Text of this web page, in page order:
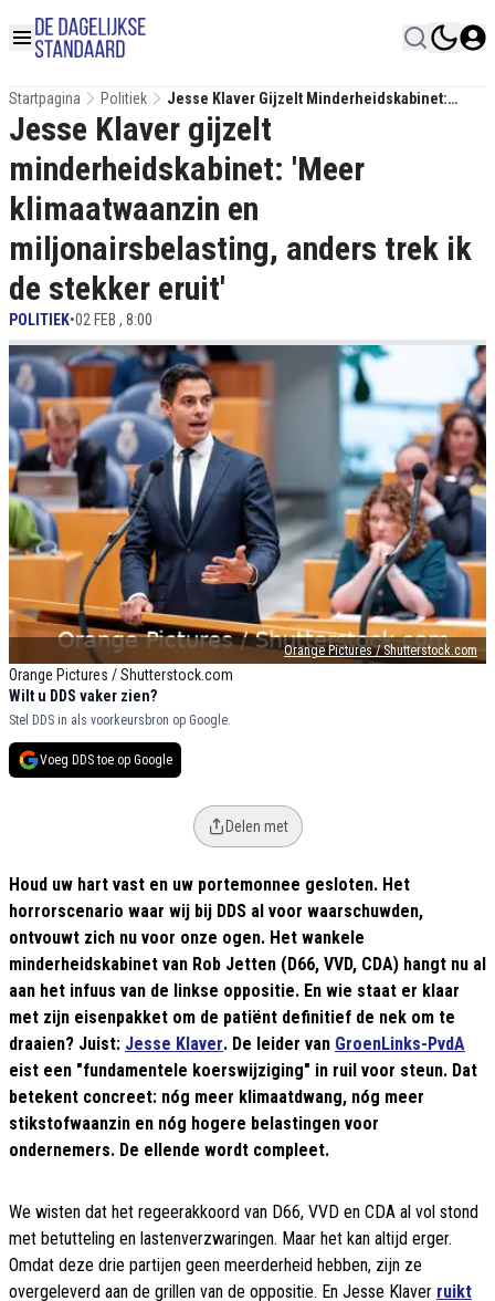
Startpagina Politiek
Jesse Klaver Gijzelt Minderheidskabinet:
'Meer Klimaatwaanzin En Miljonairsbelasting,
Anders Trek Ik De Stekker Eruit'
Orange Pictures / Shutterstock.com
Orange Pictures / Shutterstock.com
Jesse Klaver gijzelt
minderheidskabinet: 'Meer
klimaatwaanzin en
miljonairsbelasting, anders trek ik
de stekker eruit'
POLITIEK•02 FEB , 8:00
Wilt u DDS vaker zien?
Stel DDS in als voorkeursbron op Google.
Voeg DDS toe op Google
Delen met
Houd uw hart vast en uw portemonnee gesloten. Het
horrorscenario waar wij bij DDS al voor waarschuwden,
ontvouwt zich nu voor onze ogen. Het wankele
minderheidskabinet van Rob Jetten (D66, VVD, CDA) hangt nu al
aan het infuus van de linkse oppositie. En wie staat er klaar
met zijn eisenpakket om de patiënt definitief de nek om te
draaien? Juist: Jesse Klaver. De leider van GroenLinks-PvdA
eist een "fundamentele koerswijziging" in ruil voor steun. Dat
betekent concreet: nóg meer klimaatdwang, nóg meer
stikstofwaanzin en nóg hogere belastingen voor
ondernemers. De ellende wordt compleet.
We wisten dat het regeerakkoord van D66, VVD en CDA al vol stond
met betutteling en lastenverzwaringen. Maar het kan altijd erger.
Omdat deze drie partijen geen meerderheid hebben, zijn ze
overgeleverd aan de grillen van de oppositie. En Jesse Klaver ruikt